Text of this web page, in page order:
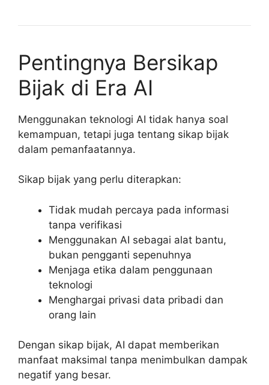
Pentingnya Bersikap
Bijak di Era AI
Menggunakan teknologi AI tidak hanya soal
kemampuan, tetapi juga tentang sikap bijak
dalam pemanfaatannya.
Sikap bijak yang perlu diterapkan:
Tidak mudah percaya pada informasi
tanpa verifikasi
Menggunakan AI sebagai alat bantu,
bukan pengganti sepenuhnya
Menjaga etika dalam penggunaan
teknologi
Menghargai privasi data pribadi dan
orang lain
Dengan sikap bijak, AI dapat memberikan
manfaat maksimal tanpa menimbulkan dampak
negatif yang besar.